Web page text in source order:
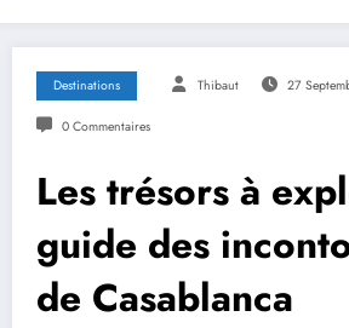
Destinations Thibaut 27
0 Commentaires
Les trésors à
guide des
de Casablanca